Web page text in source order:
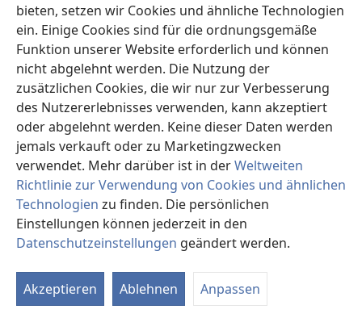
bieten, setzen wir Cookies und ähnliche Technologien
ein. Einige Cookies sind für die ordnungsgemäße
Funktion unserer Website erforderlich und können
nicht abgelehnt werden. Die Nutzung der
zusätzlichen Cookies, die wir nur zur Verbesserung
des Nutzererlebnisses verwenden, kann akzeptiert
oder abgelehnt werden. Keine dieser Daten werden
jemals verkauft oder zu Marketingzwecken
verwendet. Mehr darüber ist in derWeltweiten
Richtlinie zur Verwendung von Cookies und ähnlichen
Technologien zu finden. Die persönlichen
Einstellungen können jederzeit in den
Datenschutzeinstellungen geändert werden.
Akzeptieren Ablehnen Anpassen
Im Jahre 1909 wurde in organisatorischer Hinsicht eine
weitere Verbesserung erzielt, als das Büro in größere
Räumlichkeiten in Barmen verlegt wurde. Das
bedeutete natürlich zusätzliche Ausgaben. Ohne zu
zögern, verkaufte Bruder Cunow seinen Besitz und
stattete von dem Erlös das Bethelheim mit den
notwendigen Möbeln aus. Doch auch zur geistigen
Erbauung wurde im Jahre 1909 viel getan. Im Februar
trafen die Brüder in Sachsen Vorkehrungen für eine
Anzahl öffentlicher Vorträge, die Bruder Kötitz halten
sollte. Sechsmal konnte er Zuhörerschaften von
mindestens 250 bis 300 Personen Zeugnis geben.
Aber der Höhepunkt des Jahres 1909 war zweifellos
der lang erwartete Besuch Bruder Russells in